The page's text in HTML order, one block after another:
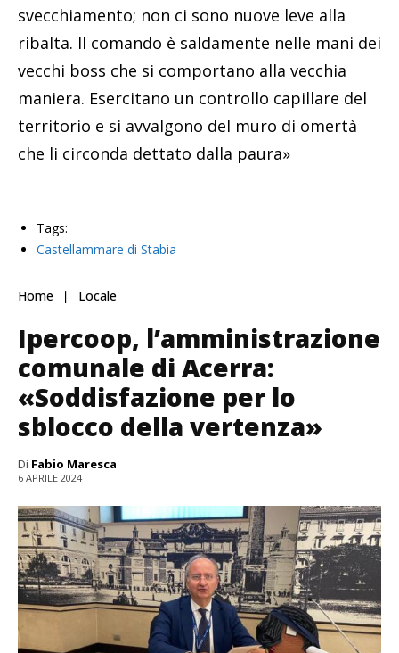
svecchiamento; non ci sono nuove leve alla
ribalta. Il comando è saldamente nelle mani dei
vecchi boss che si comportano alla vecchia
maniera. Esercitano un controllo capillare del
territorio e si avvalgono del muro di omertà
che li circonda dettato dalla paura»
Tags:
Castellammare di Stabia
Home Locale
Ipercoop, l’amministrazione
comunale di Acerra:
«Soddisfazione per lo
sblocco della vertenza»
Di Fabio Maresca
6 APRILE 2024